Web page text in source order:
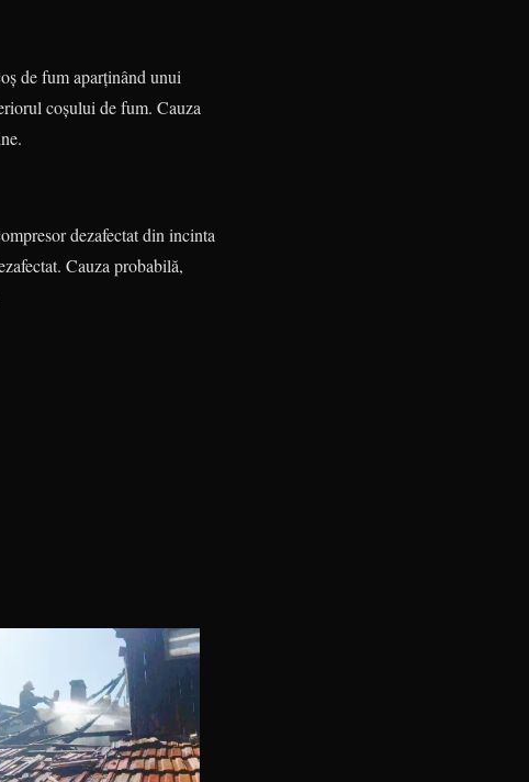
de fum aparținând unui
coşului de fum. Cauza
dezafectat din incinta
Cau­za probabilă,